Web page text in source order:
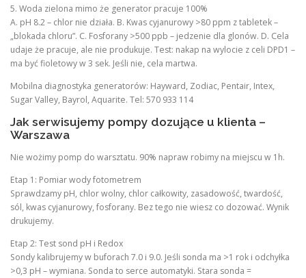
5. Woda zielona mimo że generator pracuje 100%
A. pH 8.2 – chlor nie działa. B. Kwas cyjanurowy >80 ppm z tabletek –
„blokada chloru”. C. Fosforany >500 ppb – jedzenie dla glonów. D. Cela
udaje że pracuje, ale nie produkuje. Test: nakap na wylocie z celi DPD1 –
ma być fioletowy w 3 sek. Jeśli nie, cela martwa.
Mobilna diagnostyka generatorów: Hayward, Zodiac, Pentair, Intex,
Sugar Valley, Bayrol, Aquarite. Tel: 570 933 114
Jak serwisujemy pompy dozujące u klienta –
Warszawa
Nie wożimy pomp do warsztatu. 90% napraw robimy na miejscu w 1h.
Etap 1: Pomiar wody fotometrem
Sprawdzamy pH, chlor wolny, chlor całkowity, zasadowość, twardość,
sól, kwas cyjanurowy, fosforany. Bez tego nie wiesz co dozować. Wynik
drukujemy.
Etap 2: Test sond pH i Redox
Sondy kalibrujemy w buforach 7.0 i 9.0. Jeśli sonda ma >1 rok i odchyłka
>0,3 pH – wymiana. Sonda to serce automatyki. Stara sonda =